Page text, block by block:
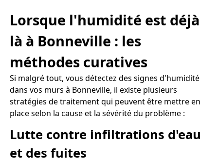
Lorsque l'humidité est déjà
là à Bonneville : les
méthodes curatives
Si malgré tout, vous détectez des signes d'humidité
dans vos murs à Bonneville, il existe plusieurs
stratégies de traitement qui peuvent être mettre en
place selon la cause et la sévérité du problème :
Lutte contre infiltrations d'eau
et des fuites